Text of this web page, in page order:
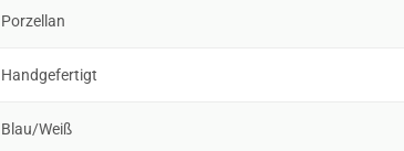
Porzellan
Handgefertigt
Blau/Weiß